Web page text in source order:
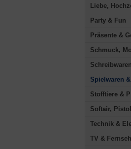
Liebe,
Party & Fun
Präsente &
Schmuck,
Spielwaren
Stofftiere &
Softair,
Technik &
TV &